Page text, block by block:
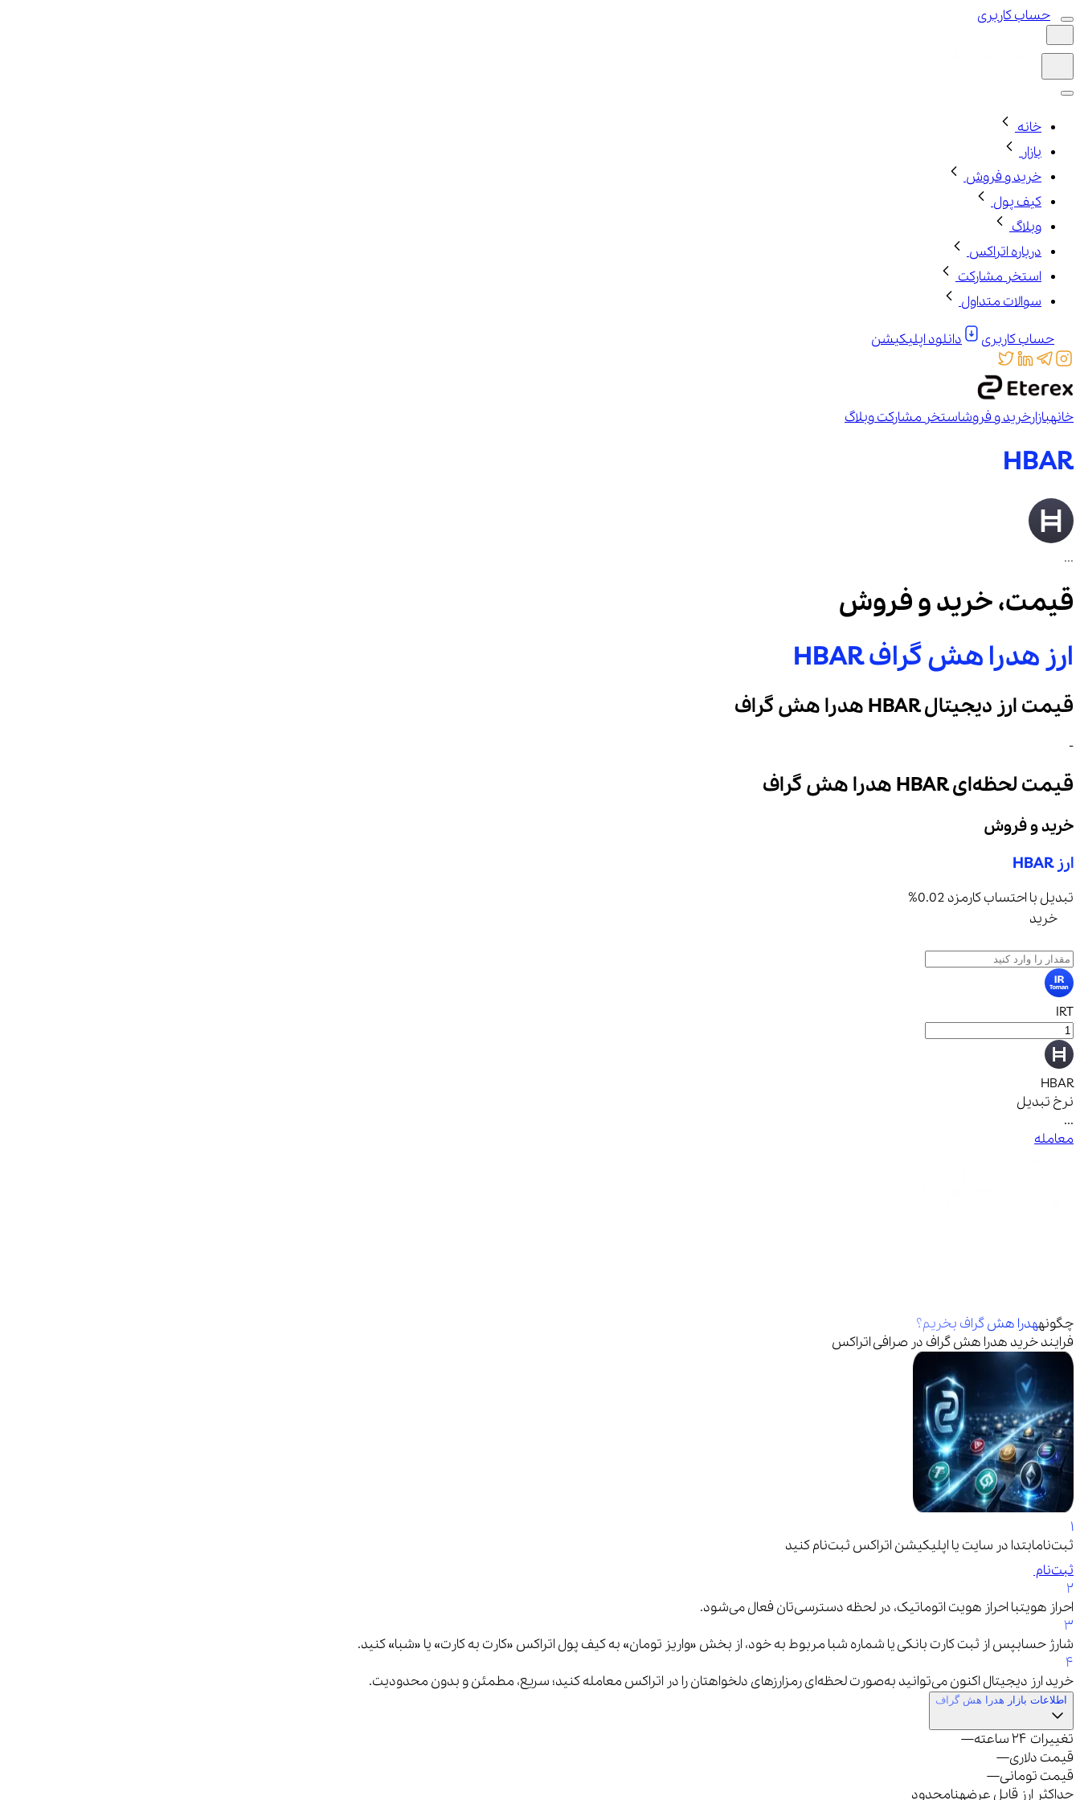
حساب کاربری
خانه
بازار
خرید و فروش
کیف پول
وبلاگ
درباره اتراکس
استخر مشارکت
سوالات متداول
حساب کاربری دانلود اپلیکیشن
خانهبازارخرید و فروشاستخر مشارکتوبلاگ
HBAR
...
قیمت، خرید و فروش
ارز هدرا هش گرافHBAR
قیمت ارز دیجیتالHBAR هدرا هش گراف
-
قیمت لحظه‌ایHBAR هدرا هش گراف
خرید و فروش
ارزHBAR
تبدیل با احتساب کارمزد 0.02%
خرید
IRT
HBAR
نرخ تبدیل
...
معامله
چگونههدرا هش گراف بخریم؟
فرایند خرید هدرا هش گراف در صرافی اتراکس
۱
ثبت‌نامابتدا در سایت یا اپلیکیشن اتراکس ثبت‌نام کنید
ثبت‌نام
۲
احراز هویتبا احراز هویت اتوماتیک، در لحظه دسترسی‌تان فعال می‌شود.
۳
شارژ حسابپس از ثبت کارت بانکی یا شماره شبا مربوط به خود، از بخش «واریز تومان» به کیف پول اتراکس «کارت به کارت» یا «شبا» کنید.
۴
خرید ارز دیجیتال اکنون می‌توانید به‌صورت لحظه‌ای رمزارزهای دلخواهتان را در اتراکس معامله کنید؛ سریع، مطمئن و بدون محدودیت.
اطلاعات بازار هدرا هش گراف
تغییرات ۲۴ ساعته
—
قیمت دلاری—
قیمت تومانی—
حداکثر ارز قابل عرضهنامحدود